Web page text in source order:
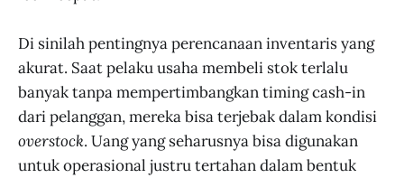
Di sinilah pentingnya perencanaan inventaris yang
akurat. Saat pelaku usaha membeli stok terlalu
banyak tanpa mempertimbangkan timing cash-in
dari pelanggan, mereka bisa terjebak dalam kondisi
overstock. Uang yang seharusnya bisa digunakan
untuk operasional justru tertahan dalam bentuk